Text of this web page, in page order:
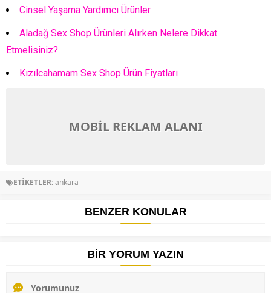
Cinsel Yaşama Yardımcı Ürünler
Aladağ Sex Shop Ürünleri Alırken Nelere Dikkat
Etmelisiniz?
Kızılcahamam Sex Shop Ürün Fiyatları
MOBİL REKLAM ALANI
ETİKETLER:ankara
BENZER KONULAR
BİR YORUM YAZIN